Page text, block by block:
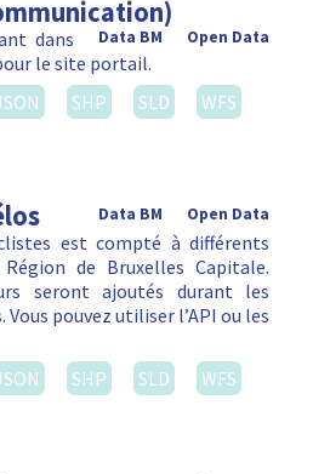
Open Data
Data BM
dans
le site portail.
SHP SLD
WFS
Open Data
Data BM
est compté à différents
de Bruxelles Capitale.
seront ajoutés durant les
Vous pouvez utiliser l’API ou les
SHP SLD
WFS